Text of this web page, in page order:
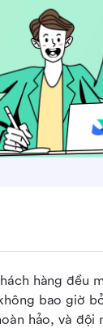
hàng đều
bao giờ
hảo, và đội